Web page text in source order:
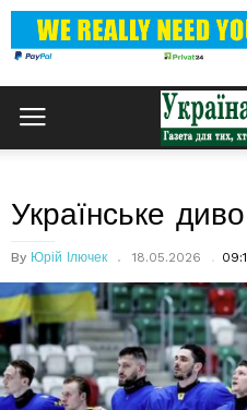
Українське
By Юрій Ілючек 18.05.2026